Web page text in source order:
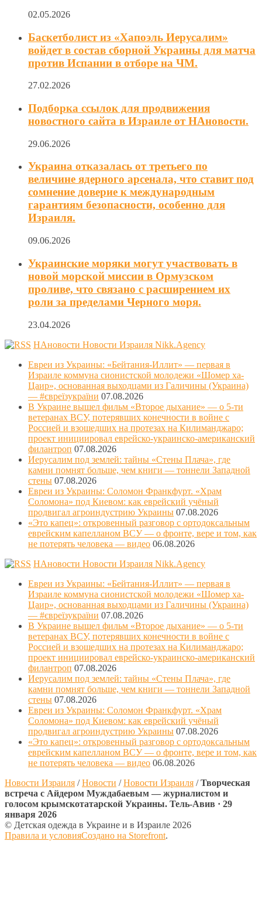
02.05.2026
Баскетболист из «Хапоэль Иерусалим»
войдет в состав сборной Украины для матча
против Испании в отборе на ЧМ.
27.02.2026
Подборка ссылок для продвижения
новостного сайта в Израиле от НАновости.
29.06.2026
Украина отказалась от третьего по
величине ядерного арсенала, что ставит под
сомнение доверие к международным
гарантиям безопасности, особенно для
Израиля.
09.06.2026
Украинские моряки могут участвовать в
новой морской миссии в Ормузском
проливе, что связано с расширением их
роли за пределами Черного моря.
23.04.2026
НАновости Новости Израиля Nikk.Agency
Евреи из Украины: «Бейтания-Иллит» — первая в
Израиле коммуна сионистской молодежи «Шомер ха-
Цаир», основанная выходцами из Галичины (Украина)
— #євреїзукраїни 07.08.2026
В Украине вышел фильм «Второе дыхание» — о 5-ти
ветеранах ВСУ, потерявших конечности в войне с
Россией и взошедших на протезах на Килиманджаро;
проект инициировал еврейско-украинско-американский
филантроп 07.08.2026
Иерусалим под землей: тайны «Стены Плача», где
камни помнят больше, чем книги — тоннели Западной
стены 07.08.2026
Евреи из Украины: Соломон Франкфурт. «Храм
Соломона» под Киевом: как еврейский учёный
продвигал агроиндустрию Украины 07.08.2026
«Это капец»: откровенный разговор с ортодоксальным
еврейским капелланом ВСУ — о фронте, вере и том, как
не потерять человека — видео 06.08.2026
НАновости Новости Израиля Nikk.Agency
Евреи из Украины: «Бейтания-Иллит» — первая в
Израиле коммуна сионистской молодежи «Шомер ха-
Цаир», основанная выходцами из Галичины (Украина)
— #євреїзукраїни 07.08.2026
В Украине вышел фильм «Второе дыхание» — о 5-ти
ветеранах ВСУ, потерявших конечности в войне с
Россией и взошедших на протезах на Килиманджаро;
проект инициировал еврейско-украинско-американский
филантроп 07.08.2026
Иерусалим под землей: тайны «Стены Плача», где
камни помнят больше, чем книги — тоннели Западной
стены 07.08.2026
Евреи из Украины: Соломон Франкфурт. «Храм
Соломона» под Киевом: как еврейский учёный
продвигал агроиндустрию Украины 07.08.2026
«Это капец»: откровенный разговор с ортодоксальным
еврейским капелланом ВСУ — о фронте, вере и том, как
не потерять человека — видео 06.08.2026
Новости Израиля /Новости /Новости Израиля /Творческая
встреча с Айдером Муждабаевым — журналистом и
голосом крымскотатарской Украины. Тель-Авив · 29
января 2026
© Детская одежда в Украине и в Израиле 2026
Правила и условияСоздано на Storefront.